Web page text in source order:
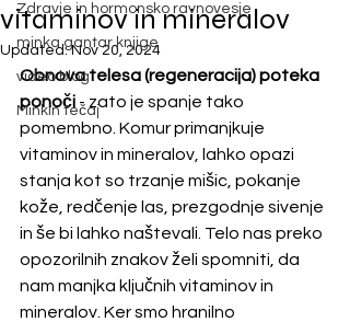
Zdravje in hormonsko ravnovesje
minka gantar knjige
video blog
Minkin tečaj
vitaminov in mineralov
Updated:Nov 20, 2024
Obnova telesa (regeneracija) poteka
ponoči - zato je spanje tako
pomembno. Komur primanjkuje
vitaminov in mineralov, lahko opazi
stanja kot so trzanje mišic, pokanje
kože, redčenje las, prezgodnje sivenje
in še bi lahko naštevali. Telo nas preko
opozorilnih znakov želi spomniti, da
nam manjka ključnih vitaminov in
mineralov. Ker smo hranilno